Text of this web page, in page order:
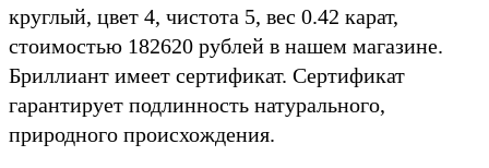
круглый, цвет 4, чистота 5, вес 0.42 карат,
стоимостью 182620 рублей в нашем магазине.
Бриллиант имеет сертификат. Сертификат
гарантирует подлинность натурального,
природного происхождения.